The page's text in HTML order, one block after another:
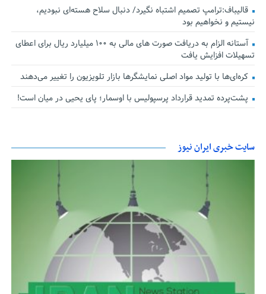
قالیباف:ترامپ تصمیم اشتباه نگیرد/ دنبال سلاح هسته‌ای نبودیم،
نیستیم و نخواهیم بود
آستانه الزام به دریافت صورت های مالی به ۱۰۰ میلیارد ریال برای اعطای
تسهیلات افزایش یافت
کره‌ای‌ها با تولید مواد اصلی نمایشگرها بازار تلویزیون را تغییر می‌دهند
پشت‌پرده تمدید قرارداد پرسپولیس با اوسمار؛ پای یحیی در میان است!
سایت خبری ایران نیوز